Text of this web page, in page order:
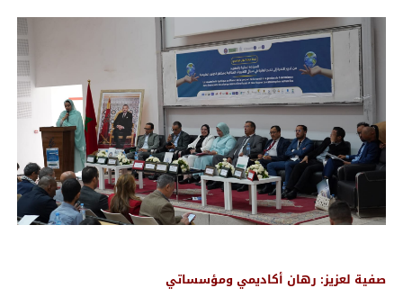
صفية لعزيز: رهان أكاديمي ومؤسساتي